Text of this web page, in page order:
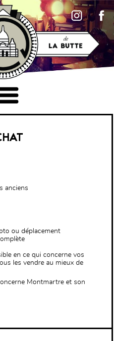
contenu
anciens
ou déplacement
en ce qui concerne vos
les vendre au mieux de
Montmartre et son